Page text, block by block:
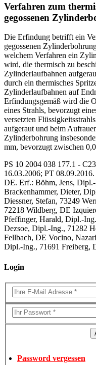
Verfahren zum
gegossenen
Die Erfindung betrifft ein
gegossenen
welchem Verfahren ein
wird, die thermisch zu
Zylinderlaufbahnen
durch ein thermisches
Zylinderlaufbahnen auf
Erfindungsgemäß wird die
eines Strahls, bevorzugt
versetzten
aufgeraut und beim
Zylinderbohrung
mm, bevorzugt zwischen
PS 10 2004 038 177.1 -
16.03.2006; PT
DE. Erf.: Böhm, Jens,
Brackenhammer, Dieter,
Diessner, Stefan, 73249
72218 Wildberg, DE
Pfeffinger, Harald, Dipl.-
Dezsoe, Dipl.-Ing., 71282
Fellbach, DE Vocino,
Dipl.-Ing., 71691 Freiberg,
Login
Password vergessen